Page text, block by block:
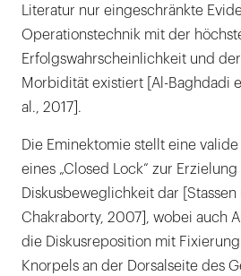
Literatur nur eingeschränkte
Operationstechnik mit der
Erfolgswahrscheinlichkeit und
Morbidität existiert [Al-Baghdadi
al., 2017].
Die Eminektomie stellt eine
eines „Closed Lock“ zur
Diskusbeweglichkeit dar
Chakraborty, 2007], wobei auch
die Diskusreposition mit
Knorpels an der Dorsalseite des